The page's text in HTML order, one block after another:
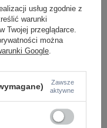
usług zgodnie z
warunki
Twojej przeglądarce.
można
Google.
Zawsze
aktywne